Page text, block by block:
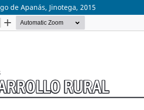
de Apanás, Jinotega, 2015